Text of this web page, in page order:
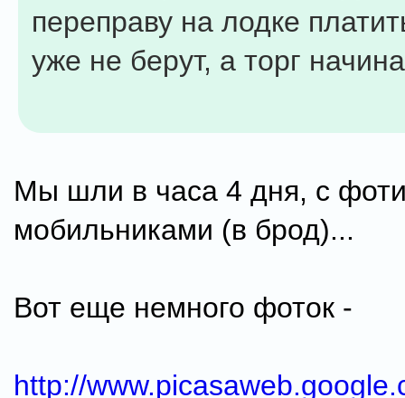
переправу на лодке
уже не берут, а торг
Мы шли в часа 4 дня, с
мобильниками (в брод)...
Вот еще немного фоток -
http://